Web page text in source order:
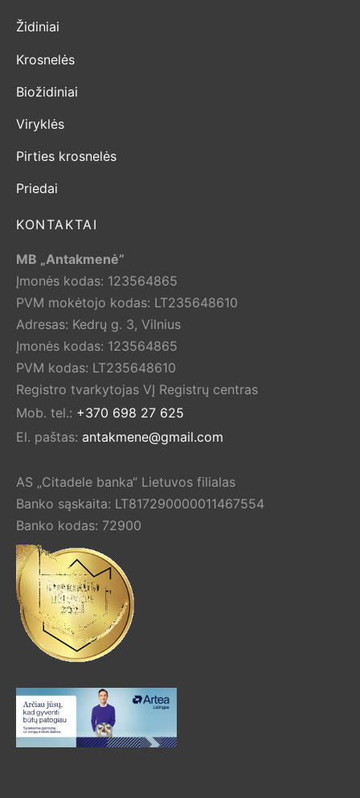
Židiniai
Krosnelės
Biožidiniai
Viryklės
Pirties krosnelės
Priedai
KONTAKTAI
MB „Antakmenė”
Įmonės kodas: 123564865
PVM mokėtojo kodas: LT235648610
Adresas: Kedrų g. 3, Vilnius
Įmonės kodas: 123564865
PVM kodas: LT235648610
Registro tvarkytojas VĮ Registrų centras
Mob. tel.: +370 698 27 625
El. paštas: antakmene@gmail.com
AS „Citadele banka“ Lietuvos filialas
Banko sąskaita: LT817290000011467554
Banko kodas: 72900